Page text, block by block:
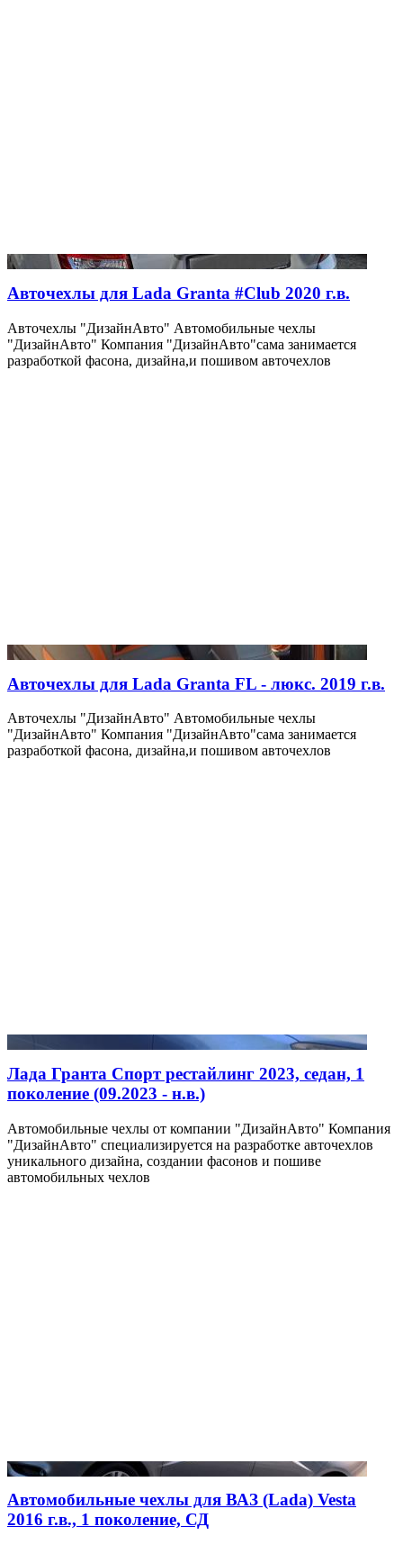
Авточехлы для Lada Granta #Club 2020 г.в.
Авточехлы "ДизайнАвто" Автомобильные чехлы
"ДизайнАвто" Компания "ДизайнАвто"сама занимается
разработкой фасона, дизайна,и пошивом авточехлов
Авточехлы для Lada Granta FL - люкс. 2019 г.в.
Авточехлы "ДизайнАвто" Автомобильные чехлы
"ДизайнАвто" Компания "ДизайнАвто"сама занимается
разработкой фасона, дизайна,и пошивом авточехлов
Лада Гранта Спорт рестайлинг 2023, седан, 1
поколение (09.2023 - н.в.)
Автомобильные чехлы от компании "ДизайнАвто" Компания
"ДизайнАвто" специализируется на разработке авточехлов
уникального дизайна, создании фасонов и пошиве
автомобильных чехлов
Автомобильные чехлы для ВАЗ (Lada) Vesta
2016 г.в., 1 поколение, СД